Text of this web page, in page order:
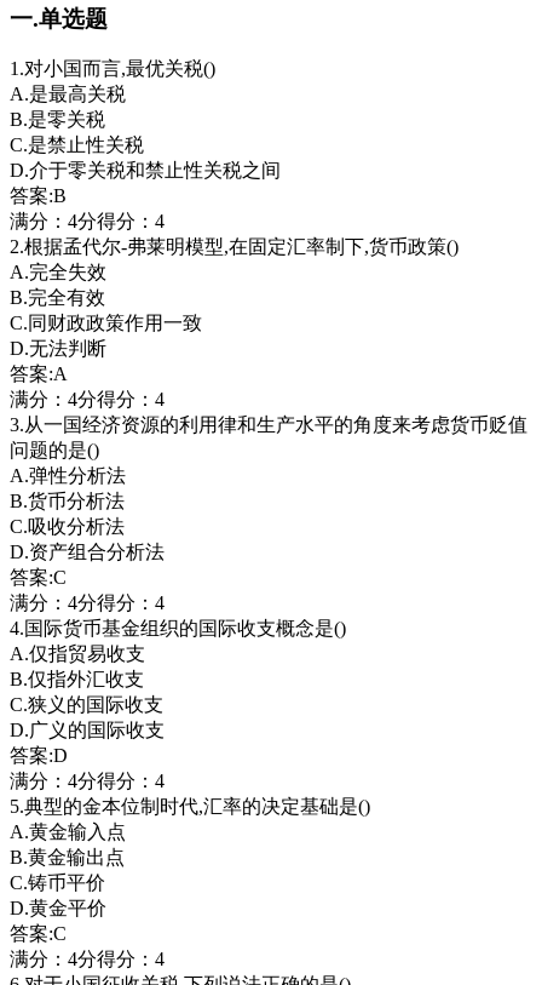
一.单选题
1.对小国而言,最优关税()
A.是最高关税
B.是零关税
C.是禁止性关税
D.介于零关税和禁止性关税之间
答案:B
满分：4分得分：4
2.根据孟代尔-弗莱明模型,在固定汇率制下,货币政策()
A.完全失效
B.完全有效
C.同财政政策作用一致
D.无法判断
答案:A
满分：4分得分：4
3.从一国经济资源的利用律和生产水平的角度来考虑货币贬值
问题的是()
A.弹性分析法
B.货币分析法
C.吸收分析法
D.资产组合分析法
答案:C
满分：4分得分：4
4.国际货币基金组织的国际收支概念是()
A.仅指贸易收支
B.仅指外汇收支
C.狭义的国际收支
D.广义的国际收支
答案:D
满分：4分得分：4
5.典型的金本位制时代,汇率的决定基础是()
A.黄金输入点
B.黄金输出点
C.铸币平价
D.黄金平价
答案:C
满分：4分得分：4